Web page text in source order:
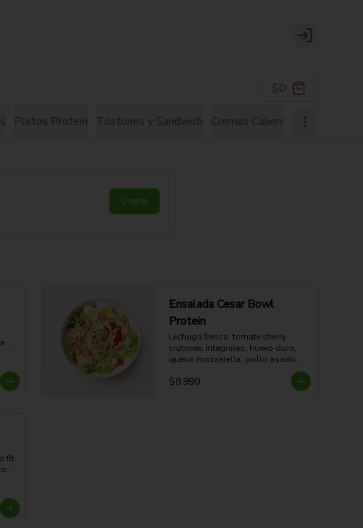
Login
$0
Platos Protein Tostones y Sandwich Cremas Calientes
Únete
Ensalada Cesar Bowl
Protein
Lechuga fresca, tomate cherry,
crutones integrales, huevo duro,
queso mozzarella, pollo asado,
limón.
54g Proteina - 51g Carbohidratos -
$8.990
fit.
-